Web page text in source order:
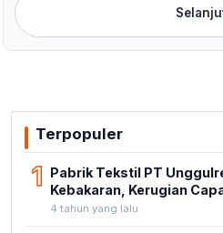
Terpopuler
1 Pabrik Tekstil PT
Kebakaran, Kerugian
4 tahun yang lalu